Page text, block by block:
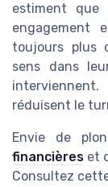
estiment que
engagement
toujours plus
sens dans
réduisent le
Envie de
financières et
Consultez